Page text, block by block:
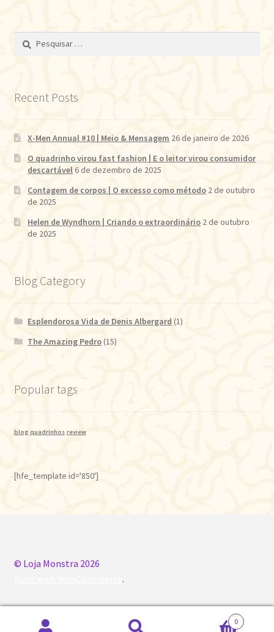
Pesquisar
Recent Posts
X-Men Annual #10 | Meio & Mensagem 26 de janeiro de 2026
O quadrinho virou fast fashion | E o leitor virou consumidor
descartável 6 de dezembro de 2025
Contagem de corpos | O excesso como método 2 de outubro
de 2025
Helen de Wyndhorn | Criando o extraordinário 2 de outubro
de 2025
Blog Category
Esplendorosa Vida de Denis Albergard (1)
The Amazing Pedro(15)
Popular tags
blog quadrinhos review
[hfe_template id='850']
© Loja Monstra 2026
.
0